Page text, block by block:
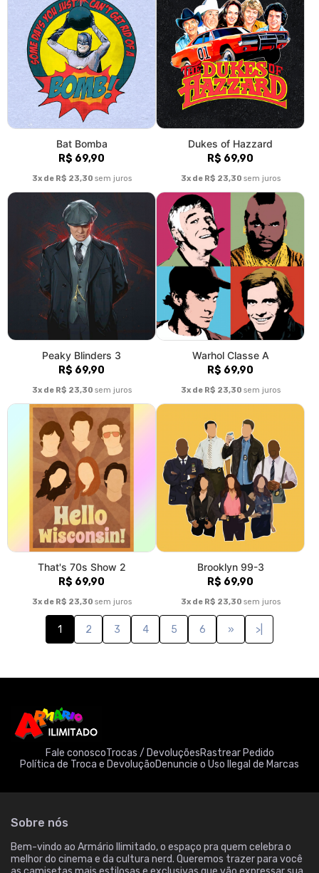
Bat Bomba
R$ 69,90
3x de R$ 23,30 sem juros
Dukes of Hazzard
R$ 69,90
3x de R$ 23,30 sem juros
Peaky Blinders 3
R$ 69,90
3x de R$ 23,30 sem juros
Warhol Classe A
R$ 69,90
3x de R$ 23,30 sem juros
That's 70s Show 2
R$ 69,90
3x de R$ 23,30 sem juros
Brooklyn 99-3
R$ 69,90
3x de R$ 23,30 sem juros
1 2 3 4 5 6 » >|
Fale conoscoTrocas / DevoluçõesRastrear Pedido
Política de Troca e DevoluçãoDenuncie o Uso Ilegal de Marcas
Sobre nós
Bem-vindo ao Armário Ilimitado, o espaço pra quem celebra o
melhor do cinema e da cultura nerd. Queremos trazer para você